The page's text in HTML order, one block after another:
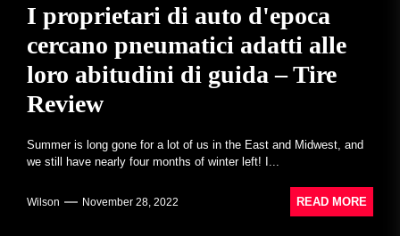
I proprietari di auto d'epoca
cercano pneumatici adatti alle
loro abitudini di guida – Tire
Review
Summer is long gone for a lot of us in the East and Midwest, and
we still have nearly four months of winter left! I...
Wilson November 28, 2022 READ MORE